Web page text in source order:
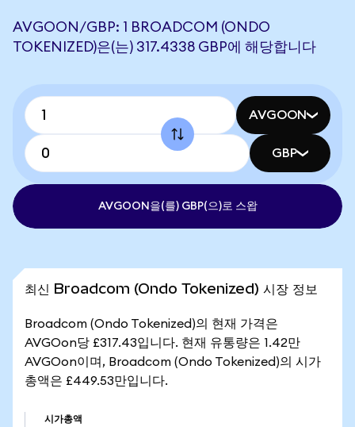
AVGOON/GBP: 1 BROADCOM (ONDO
TOKENIZED)은(는) 317.4338 GBP에 해당합니다
AVGOON
GBP
AVGOON을(를) GBP(으)로 스왑
최신 Broadcom (Ondo Tokenized) 시장 정보
Broadcom (Ondo Tokenized)의 현재 가격은
AVGOon당 £317.43입니다. 현재 유통량은 1.42만
AVGOon이며, Broadcom (Ondo Tokenized)의 시가
총액은 £449.53만입니다.
시가총액